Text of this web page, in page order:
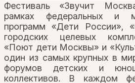
Фестиваль «Звучит
рамках федеральных и
программ «Дети России»,
городских целевых
«Поют дети Москвы» и
один из самых крупных в
форумов детских и
коллективов. В каждом